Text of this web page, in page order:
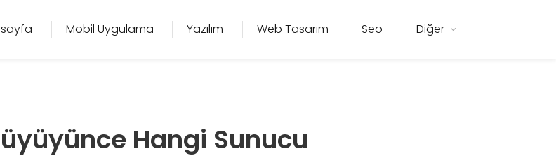
Mobil Uygulama Yazılım Web Tasarım Seo Diğer
Hangi Sunucu